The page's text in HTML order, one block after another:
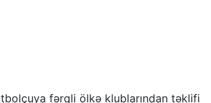
fərqli ölkə klublarından təklifi